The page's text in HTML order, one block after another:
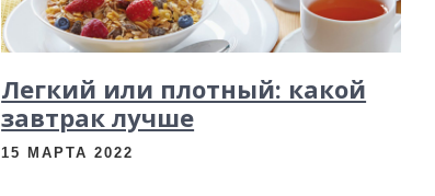
Легкий или плотный: какой
завтрак лучше
15 МАРТА 2022